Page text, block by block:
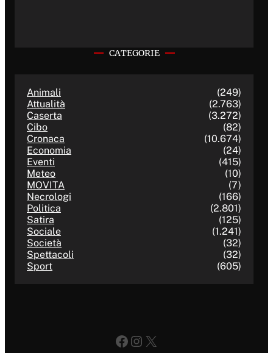
CATEGORIE
Animali
(249)
Attualità
(2.763)
Caserta
(3.272)
Cibo
(82)
Cronaca
(10.674)
Economia
(24)
Eventi
(415)
Meteo
(10)
MOVITA
(7)
Necrologi
(166)
Politica
(2.801)
Satira
(125)
Sociale
(1.241)
Società
(32)
Spettacoli
(32)
Sport
(605)
Facebook
Instagram
X